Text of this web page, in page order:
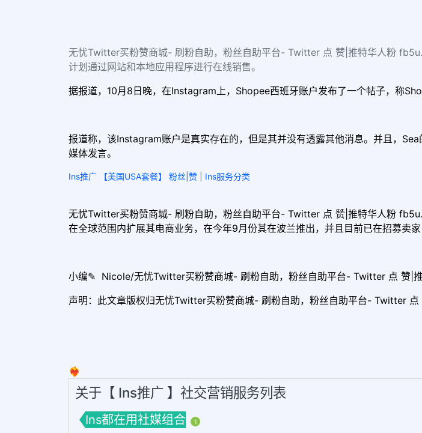
无忧Twitter买粉赞商城- 刷粉自助，粉丝自助平台- Twitter 点 赞|推特华人粉
计划通过网站和本地应用程序进行在线销售。
据报道，10月8日晚，在Instagram上，Shopee西班牙账户发布了一个帖子，称
报道称，该Instagram账户是真实存在的，但是其并没有透露其他消息。并且，
媒体发言。
Ins推广 【美国USA套餐】 粉丝|赞 Ins服务分类
无忧Twitter买粉赞商城- 刷粉自助，粉丝自助平台- Twitter 点 赞|推特华人粉
在全球范围内扩展其电商业务，在今年9月份其在波兰推出，并且目前已在招募卖家
小编✎ Nicole/无忧Twitter买粉赞商城- 刷粉自助，粉丝自助平台- Twitter 点 赞|
声明：此文章版权归无忧Twitter买粉赞商城- 刷粉自助，粉丝自助平台- Twitter
❤️‍🔥
关于【 Ins推广 】社交营销服务列表
Ins都在用社媒组合 1